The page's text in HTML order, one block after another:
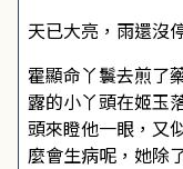
天已大亮，雨還沒
霍顯命丫鬟去煎了
露的小丫頭在姬玉
頭來瞪他一眼，又
麼會生病呢，她除